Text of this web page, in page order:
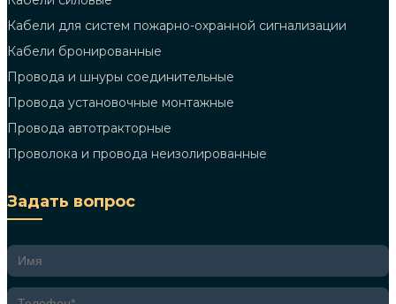
Кабели для систем пожарно-охранной сигнализации
Кабели бронированные
Провода и шнуры соединительные
Провода установочные монтажные
Провода автотракторные
Проволока и провода неизолированные
Задать вопрос